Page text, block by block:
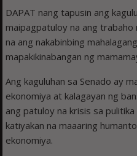
DAPAT nang tapusin ang
maipagpatuloy na ang
na ang nakabinbing
mapakikinabangan ng
Ang kaguluhan sa Senado ay
ekonomiya at kalagayan ng
ang patuloy na krisis sa
katiyakan na maaaring
ekonomiya.